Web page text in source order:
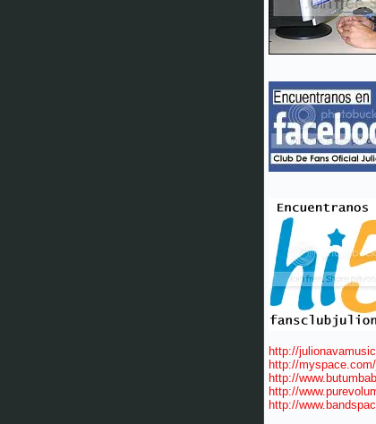
http://
http://
http://
http://
http://